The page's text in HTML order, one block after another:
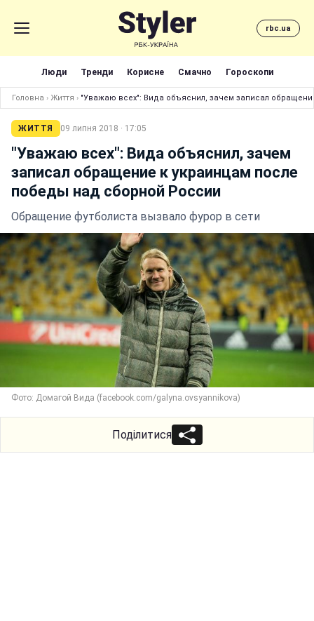
rbc.ua
Люди Тренди Корисне Смачно Гороскопи
Головна › Життя › "Уважаю всех": Вида объяснил, зачем записал
ЖИТТЯ 09 липня 2018 · 17:05
"Уважаю всех": Вида объяснил, зачем
записал обращение к украинцам после
победы над сборной России
Обращение футболиста вызвало фурор в сети
Фото: Домагой Вида (facebook.com/galyna.ovsyannikova)
Поділитися